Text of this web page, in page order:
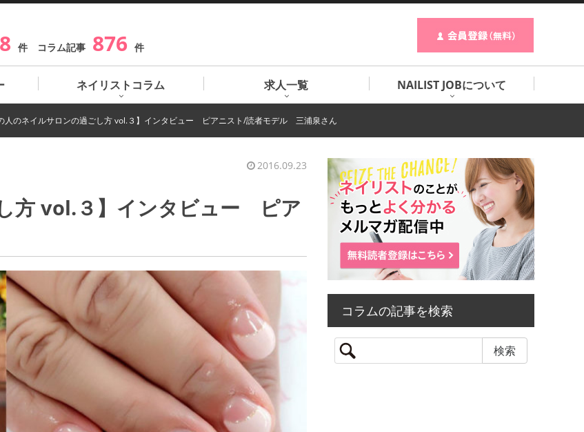
件 コラム記事 876 件
ネイリストコラム 求人一覧 NAILIST JOBについて
人のネイルサロンの過ごし方 vol.３】インタビュー ピアニスト/読者モデル 三浦泉さん
2016.09.23
方 vol.３】インタビュー ピア
コラムの記事を検索